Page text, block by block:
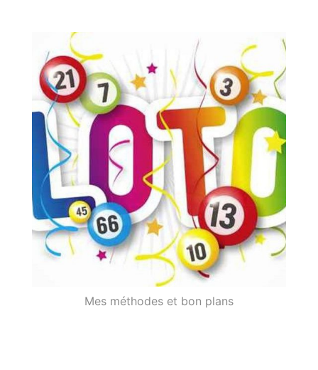
Libre
de
Gagner
de
l'argent
en
ligne
Mes méthodes et bon plans